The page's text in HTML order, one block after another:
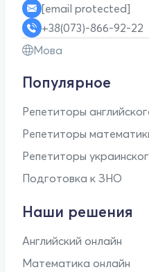
[email protected]
+38(073)-866-92-22
Мова
Популярное
Репетиторы
Репетиторы
Репетиторы
Подготовка к ЗНО
Наши решения
Английский онлайн
Математика онлайн